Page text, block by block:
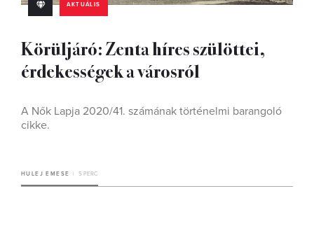
AKTUÁLIS
Körüljáró: Zenta híres szülöttei,
érdekességek a városról
A Nők Lapja 2020/41. számának történelmi barangoló
cikke.
HULEJ EMESE 5 PERC